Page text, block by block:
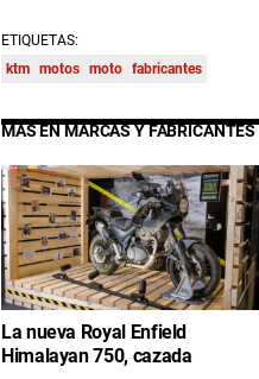
ETIQUETAS:
ktm motos moto fabricantes
MÁS EN MARCAS Y FABRICANTES
La nueva Royal Enfield
Himalayan 750, cazada